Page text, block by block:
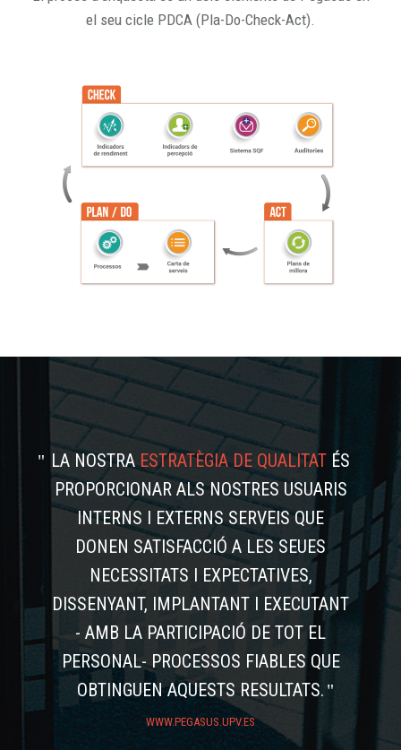
el seu cicle PDCA (Pla-Do-Check-Act).
LA NOSTRAESTRATÈGIA DE QUALITAT ÉS
PROPORCIONAR ALS NOSTRES USUARIS
INTERNS I EXTERNS SERVEIS QUE
DONEN SATISFACCIÓ A LES SEUES
NECESSITATS I EXPECTATIVES,
DISSENYANT, IMPLANTANT I EXECUTANT
- AMB LA PARTICIPACIÓ DE TOT EL
PERSONAL- PROCESSOS FIABLES QUE
OBTINGUEN AQUESTS RESULTATS.
WWW.PEGASUS.UPV.ES